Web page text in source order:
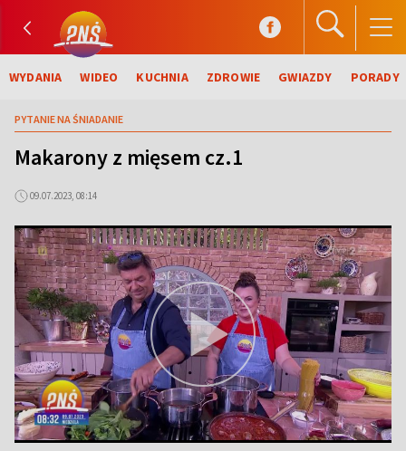
WYDANIA WIDEO KUCHNIA ZDROWIE GWIAZDY PORADY
PYTANIE NA ŚNIADANIE
Makarony z mięsem cz.1
09.07.2023, 08:14